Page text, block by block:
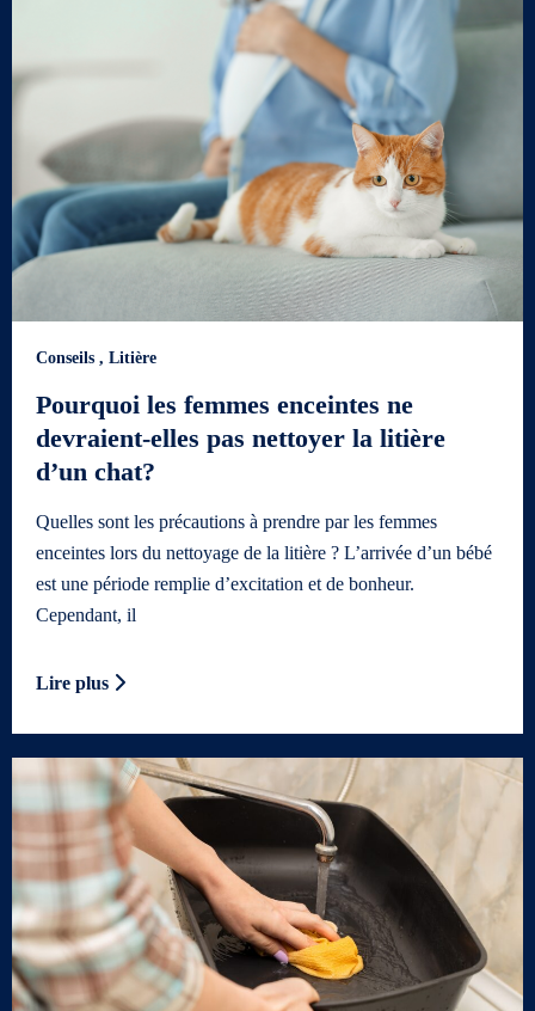
Conseils , Litière
Pourquoi les femmes enceintes ne
devraient-elles pas nettoyer la litière
d’un chat?
Quelles sont les précautions à prendre par les femmes
enceintes lors du nettoyage de la litière ? L’arrivée d’un bébé
est une période remplie d’excitation et de bonheur.
Cependant, il
Lire plus